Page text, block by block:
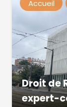
Accueil
Droit de
expert-